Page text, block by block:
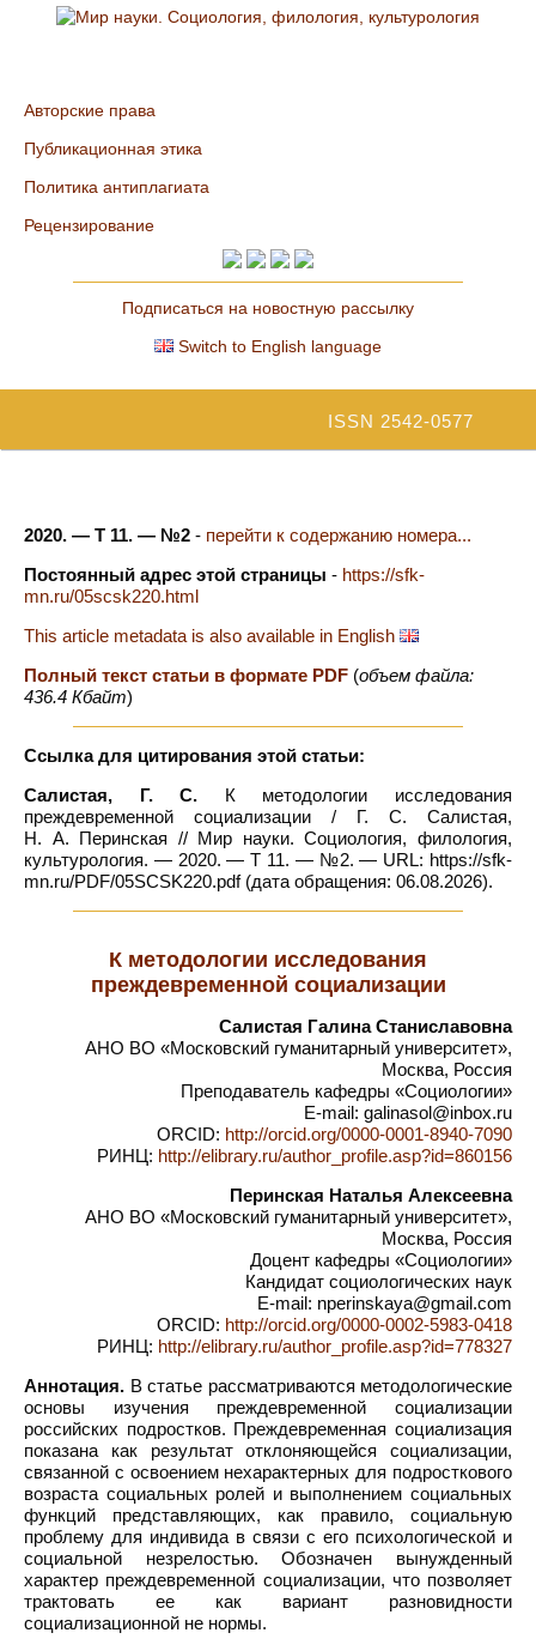
Авторские права
Публикационная этика
Политика антиплагиата
Рецензирование
Подписаться на новостную рассылку
Switch to English language
ISSN 2542-0577
2020. — Т 11. — №2 - перейти к содержанию номера...
Постоянный адрес этой страницы - https://sfk-
mn.ru/05scsk220.html
This article metadata is also available in English
Полный текст статьи в формате PDF (объем файла:
436.4 Кбайт)
Ссылка для цитирования этой статьи:
Салистая, Г. С. К методологии исследования
преждевременной социализации / Г. С. Салистая,
Н. А. Перинская // Мир науки. Социология, филология,
культурология. — 2020. — Т 11. — №2. — URL: https://sfk-
mn.ru/PDF/05SCSK220.pdf (дата обращения: 06.08.2026).
К методологии исследования
преждевременной социализации
Салистая Галина Станиславовна
АНО ВО «Московский гуманитарный университет»,
Москва, Россия
Преподаватель кафедры «Социологии»
E-mail: galinasol@inbox.ru
ORCID: http://orcid.org/0000-0001-8940-7090
РИНЦ: http://elibrary.ru/author_profile.asp?id=860156
Перинская Наталья Алексеевна
АНО ВО «Московский гуманитарный университет»,
Москва, Россия
Доцент кафедры «Социологии»
Кандидат социологических наук
E-mail: nperinskaya@gmail.com
ORCID: http://orcid.org/0000-0002-5983-0418
РИНЦ: http://elibrary.ru/author_profile.asp?id=778327
Аннотация. В статье рассматриваются методологические
основы изучения преждевременной социализации
российских подростков. Преждевременная социализация
показана как результат отклоняющейся социализации,
связанной с освоением нехарактерных для подросткового
возраста социальных ролей и выполнением социальных
функций представляющих, как правило, социальную
проблему для индивида в связи с его психологической и
социальной незрелостью. Обозначен вынужденный
характер преждевременной социализации, что позволяет
трактовать ее как вариант разновидности
социализационной не нормы.